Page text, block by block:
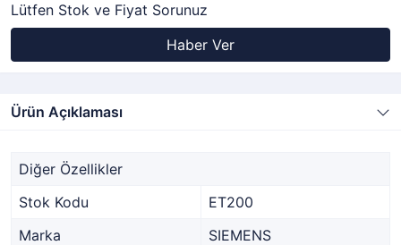
Lütfen Stok ve Fiyat Sorunuz
Haber Ver
Ürün Açıklaması
Diğer Özellikler
Stok Kodu
ET200
Marka
SIEMENS